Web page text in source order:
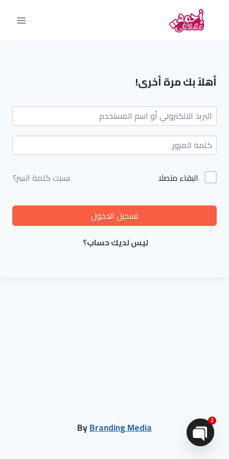
أهلاً بك مرة أخرى!
البقاء متصلا نسيت كلمة السر؟
تسجيل الدخول
ليس لديك حساب؟
ByBranding Media 2